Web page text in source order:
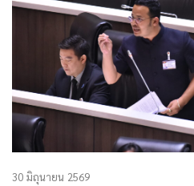
30 มิถุนายน 2569